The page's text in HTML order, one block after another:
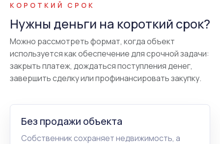
КОРОТКИЙ СРОК
Нужны деньги на короткий срок?
Можно рассмотреть формат, когда объект
используется как обеспечение для срочной задачи:
закрыть платеж, дождаться поступления денег,
завершить сделку или профинансировать закупку.
Без продажи объекта
Собственник сохраняет недвижимость, а